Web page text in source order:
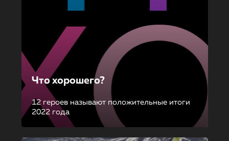
Что хорошего?
12 героев называют положительные итоги
2022 года